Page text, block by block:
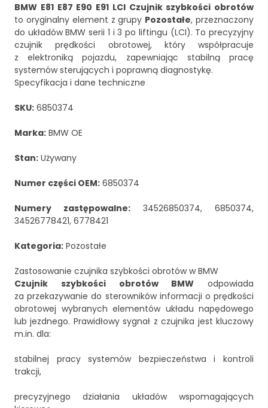
BMW E81 E87 E90 E91 LCI Czujnik szybkości obrotów
to oryginalny element z grupy Pozostałe, przeznaczony
do układów BMW serii 1 i 3 po liftingu (LCI). To precyzyjny
czujnik prędkości obrotowej, który współpracuje
z elektroniką pojazdu, zapewniając stabilną pracę
systemów sterujących i poprawną diagnostykę.
Specyfikacja i dane techniczne
SKU: 6850374
Marka: BMW OE
Stan: Używany
Numer części OEM: 6850374
Numery zastępowalne: 34526850374, 6850374,
34526778421, 6778421
Kategoria: Pozostałe
Zastosowanie czujnika szybkości obrotów w BMW
Czujnik szybkości obrotów BMW odpowiada
za przekazywanie do sterowników informacji o prędkości
obrotowej wybranych elementów układu napędowego
lub jezdnego. Prawidłowy sygnał z czujnika jest kluczowy
m.in. dla:
stabilnej pracy systemów bezpieczeństwa i kontroli
trakcji,
precyzyjnego działania układów wspomagających